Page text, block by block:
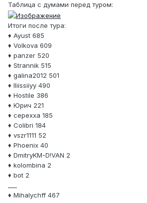
Таблица с думами перед туром:
Итоги после тура:
♦ Ayust 685
♦ Volkova 609
♦ panzer 520
♦ Strannik 515
♦ galina2012 501
♦ lliissiiyy 490
♦ Hostile 386
♦ Юрич 221
♦ cepexxa 185
♦ Colibri 184
♦ vszr1111 52
♦ Phoenix 40
♦ DmitryKM-D!VAN 2
♦ kolombina 2
♦ bot 2
♦ Mihalychff 467